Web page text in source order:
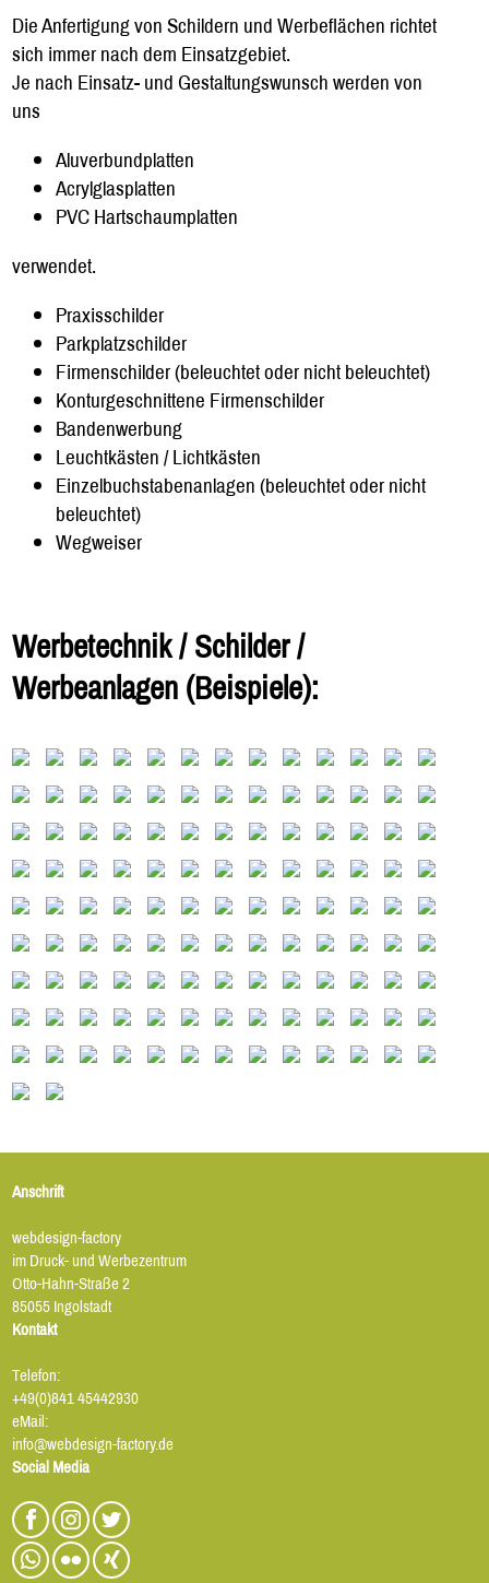
Die Anfertigung von Schildern und Werbeflächen richtet
sich immer nach dem Einsatzgebiet.
Je nach Einsatz- und Gestaltungswunsch werden von
uns
Aluverbundplatten
Acrylglasplatten
PVC Hartschaumplatten
verwendet.
Praxisschilder
Parkplatzschilder
Firmenschilder (beleuchtet oder nicht beleuchtet)
Konturgeschnittene Firmenschilder
Bandenwerbung
Leuchtkästen / Lichtkästen
Einzelbuchstabenanlagen (beleuchtet oder nicht
beleuchtet)
Wegweiser
Werbetechnik / Schilder /
Werbeanlagen (Beispiele):
Anschrift
webdesign-factory
im Druck- und Werbezentrum
Otto-Hahn-Straße 2
85055 Ingolstadt
Kontakt
Telefon:
+49(0)841 45442930
eMail:
info@webdesign-factory.de
Social Media